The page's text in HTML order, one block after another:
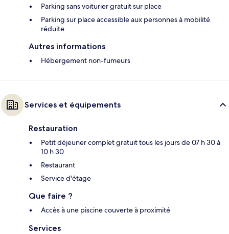
Parking sans voiturier gratuit sur place
Parking sur place accessible aux personnes à mobilité
réduite
Autres informations
Hébergement non-fumeurs
Services et équipements
Restauration
Petit déjeuner complet gratuit tous les jours de 07 h 30 à
10 h 30
Restaurant
Service d'étage
Que faire ?
Accès à une piscine couverte à proximité
Services